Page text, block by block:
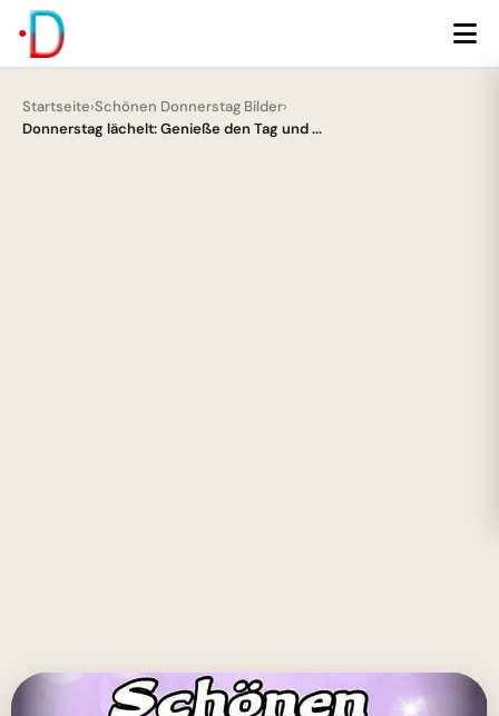
Startseite›Schönen Donnerstag Bilder›
Donnerstag lächelt: Genieße den Tag und ...